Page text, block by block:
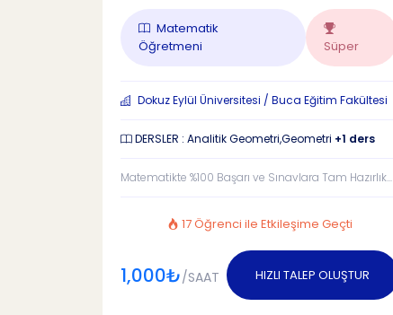
Matematik
Öğretmeni
Süper
Dokuz Eylül Üniversitesi / Buca Eğitim Fakültesi
DERSLER : Analitik Geometri,Geometri +1 ders
Matematikte %100 Başarı ve Sınavlara Tam Hazırlık...
17 Öğrenci ile Etkileşime Geçti
1,000₺/SAAT HIZLI TALEP OLUŞTUR